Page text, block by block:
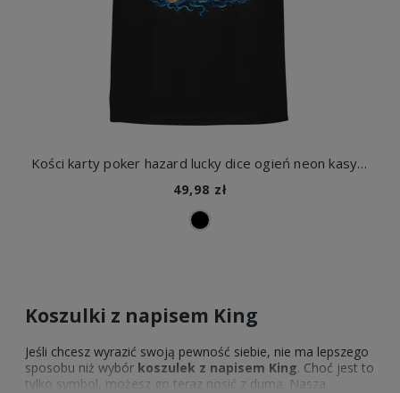
Kości karty poker hazard lucky dice ogień neon kasyno gra szczęście ryzyko styl Męska koszulka
49,98 zł
Koszulki z napisem King
Jeśli chcesz wyrazić swoją pewność siebie, nie ma lepszego
sposobu niż wybór koszulek z napisem King. Choć jest to
tylko symbol, możesz go teraz nosić z dumą. Nasza